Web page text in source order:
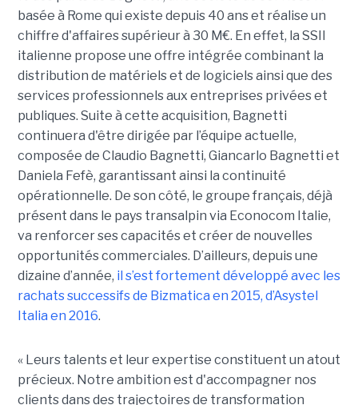
basée à Rome qui existe depuis 40 ans et réalise un
chiffre d'affaires supérieur à 30 M€. En effet, la SSII
italienne propose une offre intégrée combinant la
distribution de matériels et de logiciels ainsi que des
services professionnels aux entreprises privées et
publiques. Suite à cette acquisition, Bagnetti
continuera d'être dirigée par l’équipe actuelle,
composée de Claudio Bagnetti, Giancarlo Bagnetti et
Daniela Fefè, garantissant ainsi la continuité
opérationnelle. De son côté, le groupe français, déjà
présent dans le pays transalpin via Econocom Italie,
va renforcer ses capacités et créer de nouvelles
opportunités commerciales. D’ailleurs, depuis une
dizaine d’année, il s’est fortement développé avec les
rachats successifs de Bizmatica en 2015, d’Asystel
Italia en 2016.
« Leurs talents et leur expertise constituent un atout
précieux. Notre ambition est d'accompagner nos
clients dans des trajectoires de transformation